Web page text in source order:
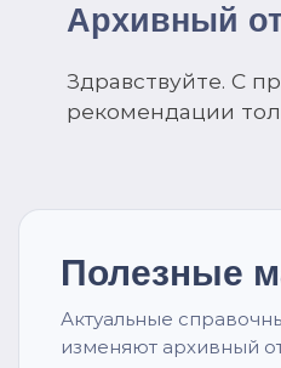
Архивный
Здравствуйте. С
рекомендации
Полезные
Актуальные
изменяют архивный